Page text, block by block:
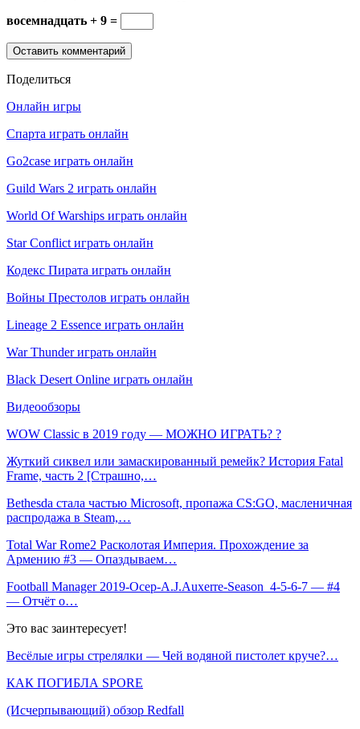
восемнадцать + 9 =
Поделиться
Онлайн игры
Спарта играть онлайн
Go2case играть онлайн
Guild Wars 2 играть онлайн
World Of Warships играть онлайн
Star Conflict играть онлайн
Кодекс Пирата играть онлайн
Войны Престолов играть онлайн
Lineage 2 Essence играть онлайн
War Thunder играть онлайн
Black Desert Online играть онлайн
Видеообзоры
WOW Classic в 2019 году — МОЖНО ИГРАТЬ? ?
Жуткий сиквел или замаскированный ремейк? История Fatal
Frame, часть 2 [Страшно,…
Bethesda стала частью Microsoft, пропажа CS:GO, масленичная
распродажа в Steam,…
Total War Rome2 Расколотая Империя. Прохождение за
Армению #3 — Опаздываем…
Football Manager 2019-Осер-A.J.Auxerre-Season_4-5-6-7 — #4
— Отчёт о…
Это вас заинтересует!
Весёлые игры стрелялки — Чей водяной пистолет круче?…
КАК ПОГИБЛА SPORE
(Исчерпывающий) обзор Redfall